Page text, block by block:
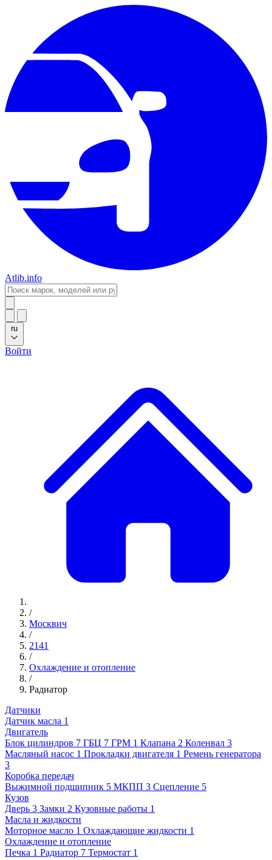
Atlib.info
ru
Войти
/
Москвич
/
2141
/
Охлаждение и отопление
/
Радиатор
Датчики
Датчик масла 1
Двигатель
Блок цилиндров 7 ГБЦ 7 ГРМ 1 Клапана 2 Коленвал 3
Масляный насос 1 Прокладки двигателя 1 Ремень генератора
3
Коробка передач
Выжимной подшипник 5 МКПП 3 Сцепление 5
Кузов
Дверь 3 Замки 2 Кузовные работы 1
Масла и жидкости
Моторное масло 1 Охлаждающие жидкости 1
Охлаждение и отопление
Печка 1 Радиатор 7 Термостат 1